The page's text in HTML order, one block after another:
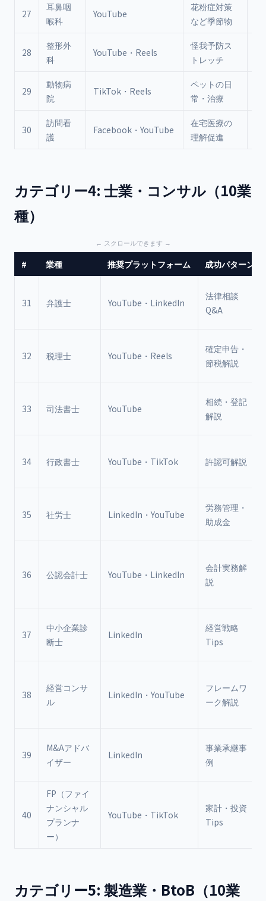
27
耳鼻咽
喉科
YouTube
花粉症対策
など季節物
28
整形外
科
YouTube・Reels
怪我予防ス
トレッチ
29
動物病
院
TikTok・Reels
ペットの日
常・治療
30
訪問看
護
Facebook・YouTube
在宅医療の
理解促進
カテゴリー4: 士業・コンサル（10業
種）
# 業種 推奨プラットフォーム 成功パターン
31 弁護士 YouTube・LinkedIn
法律相談
Q&A
32 税理士 YouTube・Reels
確定申告・
節税解説
33 司法書士 YouTube
相続・登記
解説
34 行政書士 YouTube・TikTok 許認可解説
35 社労士 LinkedIn・YouTube
労務管理・
助成金
36 公認会計士 YouTube・LinkedIn
会計実務解
説
37
中小企業診
断士
LinkedIn
経営戦略
Tips
38
経営コンサ
ル
LinkedIn・YouTube
フレームワ
ーク解説
39
M&Aアドバ
イザー
LinkedIn
事業承継事
例
40
FP（ファイ
ナンシャル
プランナ
ー）
YouTube・TikTok
家計・投資
Tips
カテゴリー5: 製造業・BtoB（10業